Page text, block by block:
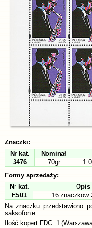
Znaczki:
Nr kat.
Nominał
3476
70gr
Formy sprzedaży:
Nr kat.
Opis
FS01
16 znaczków
Na znaczku przedstawiono
saksofonie.
Ilość kopert FDC: 1